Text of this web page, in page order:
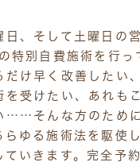
日、そして土曜日の
特別自費施術を行っ
だけ早く改善したい
を受けたい、あれも
……そんな方のため
らゆる施術法を駆使
ていきます。完全予